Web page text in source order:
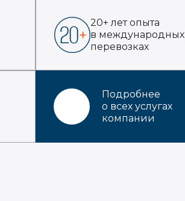
20+ лет опыта
в международных
перевозках
Подробнее
о всех услугах
компании